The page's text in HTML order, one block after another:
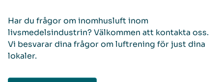
Har du frågor om inomhusluft inom
livsmedelsindustrin? Välkommen att kontakta oss.
Vi besvarar dina frågor om luftrening för just dina
lokaler.